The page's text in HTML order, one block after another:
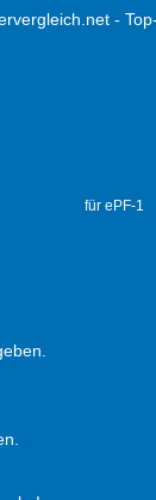
für ePF-1